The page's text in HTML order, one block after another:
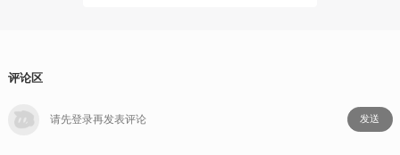
评论区
发送